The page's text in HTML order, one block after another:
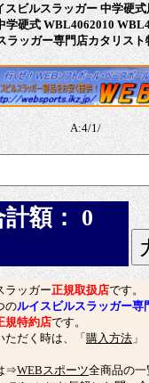
ビルスラッガー 中学硬
硬式 WBL4062010
ラッガー専門店カタリスト
A:4/1/
額： 0
ラッガー正規取扱店です。
のルイスビルスラッガー専
規特約店です。
ただく時は、「購入方法 」
⇒WEBスポーツ全商品の一